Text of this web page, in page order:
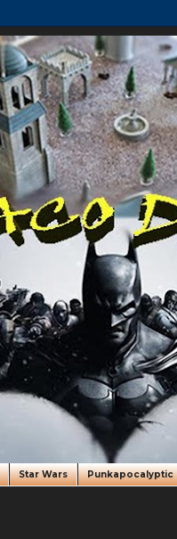
Star Wars Punkapocalyptic